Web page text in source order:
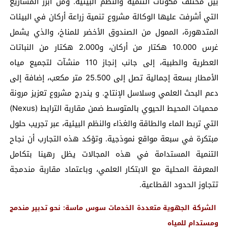
التي أشرفت عليها الوكالة مشروع تنمية زراعة أركان في البيئات
المتدهورة، الممول من الصندوق الأخضر للمناخ، والذي يشمل
غرس 10.000 هكتار من أركان، و2.000 هكتار من النباتات
العطرية والطبية، إلى جانب إنجاز 110 منشآت لتجميع مياه
الأمطار بسعة إجمالية تصل إلى 25.500 متر مكعب، إضافة إلى
دعم البحث العلمي وسلاسل الإنتاج. و يندرج مشروع تعزيز مرونة
محميات المحيط الحيوي بالمتوسط ضمن مقاربة الترابط (Nexus)
التي تربط الماء والطاقة والغذاء والنظم البيئية، عبر تجريب حلول
مبتكرة في سبعة مواقع نموذجية. وتؤكد هذه التجارب أن نجاح
التنمية المستدامة في هذه المجالات يظل رهينا بتكامل
المعرفة المحلية مع الابتكار العلمي، وباعتماد مقاربة مندمجة
تتجاوز الحدود القطاعية.
الشركة الجهوية متعددة الخدمات سوس ماسة: نحو تدبير مندمج
ومستدام للمياه